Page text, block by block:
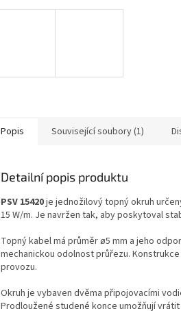
Popis Související soubory (1)
Detailní popis produktu
PSV 15420je jednožilový topný okruh
15 W/m. Je navržen tak, aby poskytoval
Topný kabel má průměr ø5 mm a jeho
mechanickou odolnost průřezu.
provozu.
Okruh je vybaven dvěma připojovacími
Prodloužené studené konce umožňují